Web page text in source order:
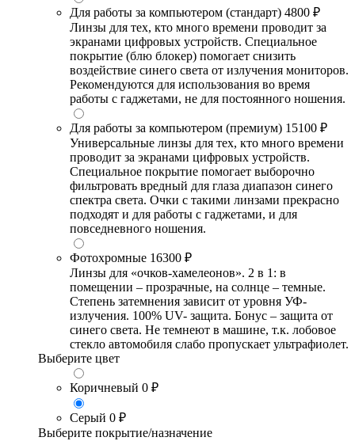
Для работы за компьютером (стандарт) 4800 ₽
Линзы для тех, кто много времени проводит за
экранами цифровых устройств. Специальное
покрытие (блю блокер) помогает снизить
воздействие синего света от излучения мониторов.
Рекомендуются для использования во время
работы с гаджетами, не для постоянного ношения.
Для работы за компьютером (премиум) 15100 ₽
Универсальные линзы для тех, кто много времени
проводит за экранами цифровых устройств.
Специальное покрытие помогает выборочно
фильтровать вредный для глаза диапазон синего
спектра света. Очки с такими линзами прекрасно
подходят и для работы с гаджетами, и для
повседневного ношения.
Фотохромные 16300 ₽
Линзы для «очков-хамелеонов». 2 в 1: в
помещении – прозрачные, на солнце – темные.
Степень затемнения зависит от уровня УФ-
излучения. 100% UV- защита. Бонус – защита от
синего света. Не темнеют в машине, т.к. лобовое
стекло автомобиля слабо пропускает ультрафиолет.
Выберите цвет
Коричневый 0 ₽
Серый 0 ₽
Выберите покрытие/назначение